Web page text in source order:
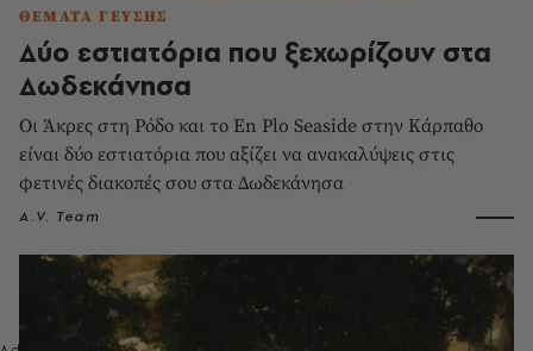
ΘΕΜΑΤΑ ΓΕΥΣΗΣ
Δύο εστιατόρια που ξεχωρίζουν στα
Δωδεκάνησα
Οι Άκρες στη Ρόδο και το En Plo Seaside στην Κάρπαθο
είναι δύο εστιατόρια που αξίζει να ανακαλύψεις στις
φετινές διακοπές σου στα Δωδεκάνησα
A.V. Team